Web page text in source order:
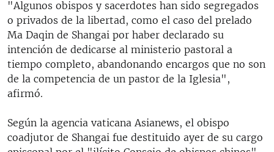
"Algunos obispos y sacerdotes han sido segregados
o privados de la libertad, como el caso del prelado
Ma Daqin de Shangai por haber declarado su
intención de dedicarse al ministerio pastoral a
tiempo completo, abandonando encargos que no son
de la competencia de un pastor de la Iglesia",
afirmó.
Según la agencia vaticana Asianews, el obispo
coadjutor de Shangai fue destituido ayer de su cargo